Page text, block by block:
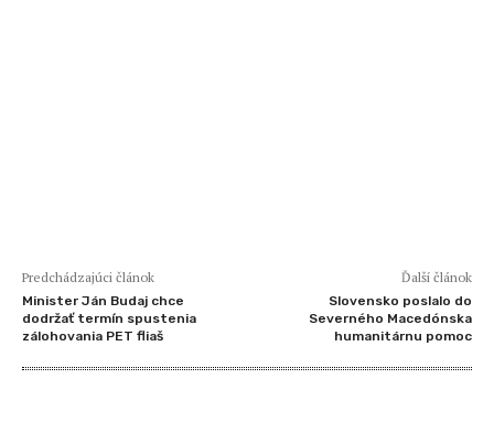
Predchádzajúci článok
Minister Ján Budaj chce
dodržať termín spustenia
zálohovania PET fliaš
Ďalší článok
Slovensko poslalo do
Severného Macedónska
humanitárnu pomoc